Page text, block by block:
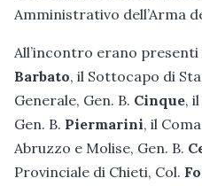
Amministrativo dell’Arma
All’incontro erano
Barbato, il Sottocapo di
Generale, Gen. B. Cinque,
Gen. B. Piermarini, il
Abruzzo e Molise, Gen. B.
Provinciale di Chieti, Col.